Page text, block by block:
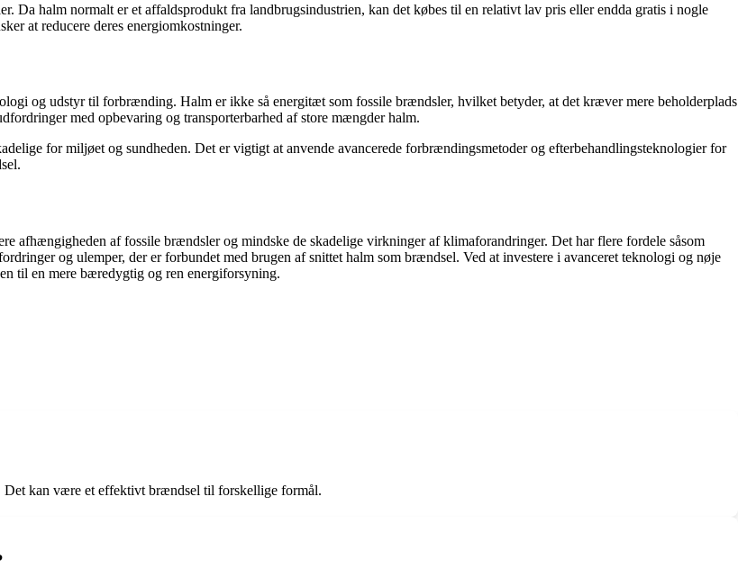
Da halm normalt er et affaldsprodukt fra landbrugsindustrien, kan det købes til en relativt lav pris eller endda gratis i nogle
at reducere deres energiomkostninger.
og udstyr til forbrænding. Halm er ikke så energitæt som fossile brændsler, hvilket betyder, at det kræver mere beholderplads
med opbevaring og transporterbarhed af store mængder halm.
for miljøet og sundheden. Det er vigtigt at anvende avancerede forbrændingsmetoder og efterbehandlingsteknologier for
afhængigheden af fossile brændsler og mindske de skadelige virkninger af klimaforandringer. Det har flere fordele såsom
og ulemper, der er forbundet med brugen af snittet halm som brændsel. Ved at investere i avanceret teknologi og nøje
til en mere bæredygtig og ren energiforsyning.
Det kan være et effektivt brændsel til forskellige formål.